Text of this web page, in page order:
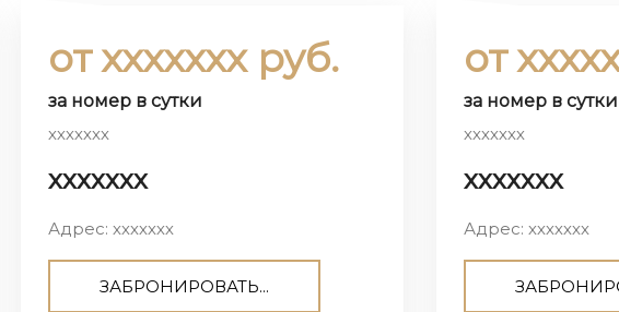
от ххххххх руб.
за номер в сутки
ххххххх
ххххххх
Адрес: ххххххх
ЗАБРОНИРОВАТЬ...
от
за номер в сутки
ххххххх
ххххххх
Адрес: ххххххх